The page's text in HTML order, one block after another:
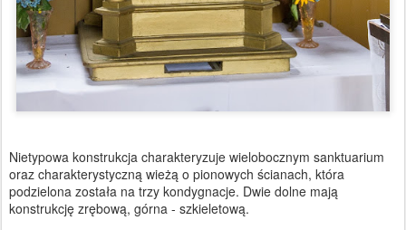
Nietypowa konstrukcja charakteryzuje wielobocznym sanktuarium
oraz charakterystyczną wieżą o pionowych ścianach, która
podzielona została na trzy kondygnacje. Dwie dolne mają
konstrukcję zrębową, górna - szkieletową.